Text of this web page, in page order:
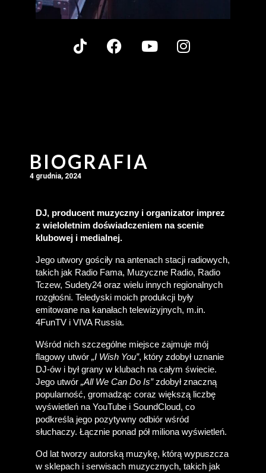
BIOGRAFIA
4 grudnia, 2024
DJ, producent muzyczny i organizator imprez
z wieloletnim doświadczeniem na scenie
klubowej i medialnej.
Jego utwory gościły na antenach stacji radiowych,
takich jak Radio Fama, Muzyczne Radio, Radio
Tczew, Sudety24 oraz wielu innych regionalnych
rozgłośni. Teledyski moich produkcji były
emitowane na kanałach telewizyjnych, m.in.
4FunTV i VIVA Russia.
Wśród nich szczególne miejsce zajmuje mój
flagowy utwór „I Wish You”, który zdobył uznanie
DJ-ów i był grany w klubach na całym świecie.
Jego utwór „All We Can Do Is” zdobył znaczną
popularność, gromadząc coraz większą liczbę
wyświetleń na YouTube i SoundCloud, co
podkreśla jego pozytywny odbiór wśród
słuchaczy. Łącznie ponad pół miliona wyświetleń.
Od lat tworzy autorską muzykę, którą wypuszcza
w sklepach i serwisach muzycznych, takich jak